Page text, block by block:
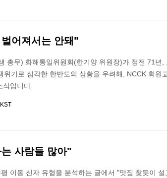
어져서는 안돼"
총무) 화해통일위원회(한기양 위원장)가 정전 71년,
기로 심각한 한반도의 상황을 우려해, NCCK 회원
입니다.
사람들 많아"
이동 신자 유형을 분석하는 글에서 "맛집 찾듯이 설